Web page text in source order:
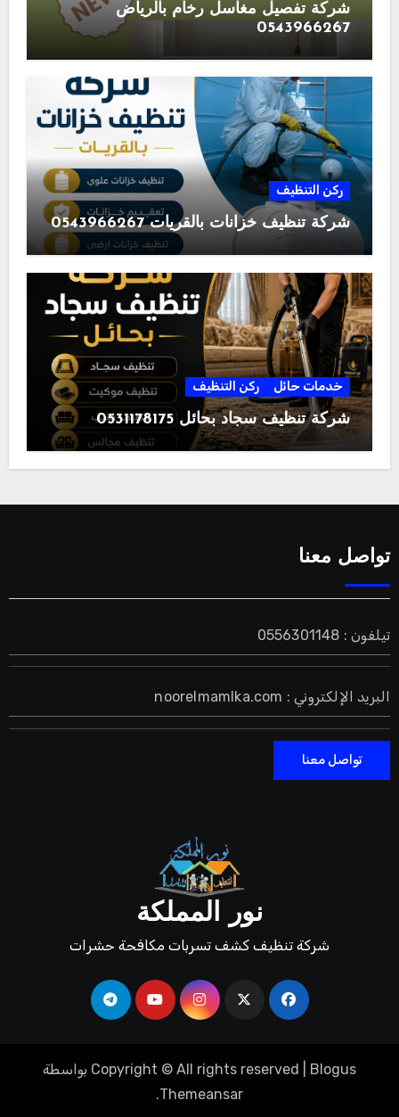
شركة تفصيل مغاسل رخام بالرياض
0543966267
ركن التنظيف
شركة تنظيف خزانات بالقريات 0543966267
خدمات حائل ركن التنظيف
شركة تنظيف سجاد بحائل 0531178175
تواصل معنا
تيلفون : 0556301148
البريد الإلكتروني : noorelmamlka.com
تواصل معنا
نور المملكة
شركة تنظيف كشف تسربات مكافحة حشرات
Copyright © All rights reserved Blogus
بواسطة
Themeansar
.